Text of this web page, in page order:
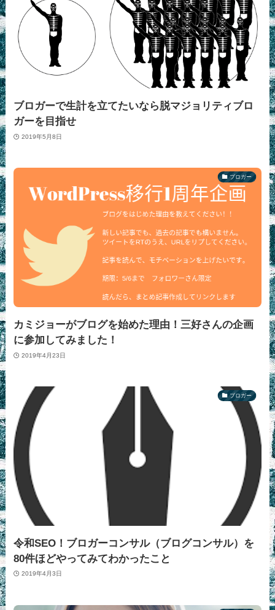
ブロガーで生計を立てたいなら脱マジョリティブロ
ガーを目指せ
2019年5月8日
ブロガー
カミジョーがブログを始めた理由！三好さんの企画
に参加してみました！
2019年4月23日
ブロガー
令和SEO！ブロガーコンサル（ブログコンサル）を
80件ほどやってみてわかったこと
2019年4月3日